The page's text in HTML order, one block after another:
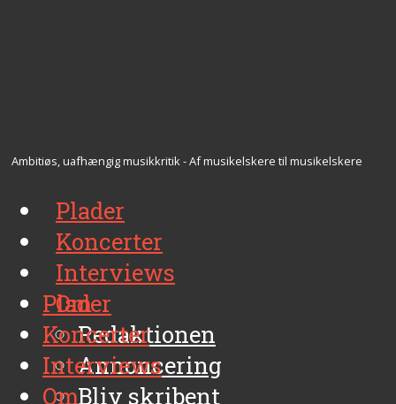
Ambitiøs, uafhængig musikkritik - Af musikelskere til musikelskere
Plader
Koncerter
Interviews
Om
Redaktionen
Annoncering
Bliv skribent
Plader
Koncerter
Interviews
Om